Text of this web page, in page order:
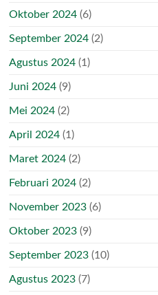
Oktober 2024 (6)
September 2024 (2)
Agustus 2024 (1)
Juni 2024 (9)
Mei 2024 (2)
April 2024 (1)
Maret 2024 (2)
Februari 2024 (2)
November 2023 (6)
Oktober 2023 (9)
September 2023 (10)
Agustus 2023 (7)